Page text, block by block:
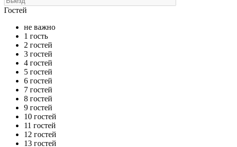
Гостей
не важно
1 гость
2 гостей
3 гостей
4 гостей
5 гостей
6 гостей
7 гостей
8 гостей
9 гостей
10 гостей
11 гостей
12 гостей
13 гостей